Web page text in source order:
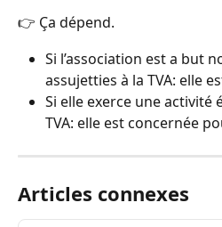
👉 Ça dépend.
Si l’association est a but
assujetties à la TVA: elle
Si elle exerce une activité
TVA: elle est concernée
Articles connexes